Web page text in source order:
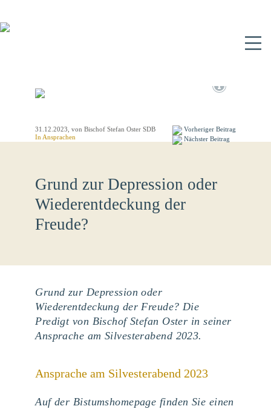
31.12.2023 , von Bischof Stefan Oster SDB
In Ansprachen
Vorheriger Beitrag
Nächster Beitrag
Grund zur Depression oder
Wiederentdeckung der
Freude?
Grund zur Depression oder
Wiederentdeckung der Freude? Die
Predigt von Bischof Stefan Oster in seiner
Ansprache am Silvesterabend 2023.
Ansprache am Silvesterabend 2023
Auf der Bistumshomepage finden Sie einen